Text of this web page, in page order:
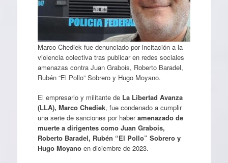
Marco Chediek fue denunciado por incitación a la
violencia colectiva tras publicar en redes sociales
amenazas contra Juan Grabois, Roberto Baradel,
Rubén “El Pollo” Sobrero y Hugo Moyano.
El empresario y militante de La Libertad Avanza
(LLA), Marco Chediek, fue condenado a cumplir
una serie de sanciones por haberamenazado de
muerte a dirigentes como Juan Grabois,
Roberto Baradel, Rubén “El Pollo” Sobrero y
Hugo Moyanoen diciembre de 2023.